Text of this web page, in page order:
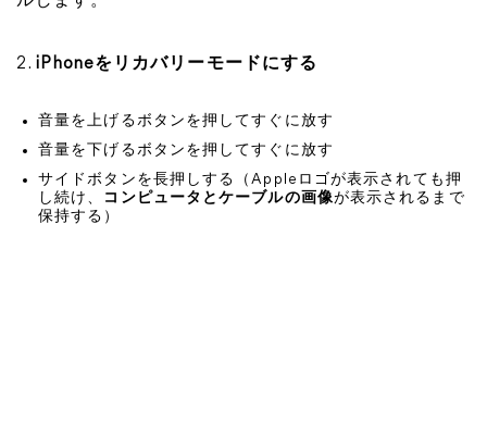
2.iPhoneをリカバリーモードにする
音量を上げるボタンを押してすぐに放す
音量を下げるボタンを押してすぐに放す
サイドボタンを長押しする（Appleロゴが表示されても押
し続け、
コンピュータとケーブルの画像が表示されるまで
保持する）